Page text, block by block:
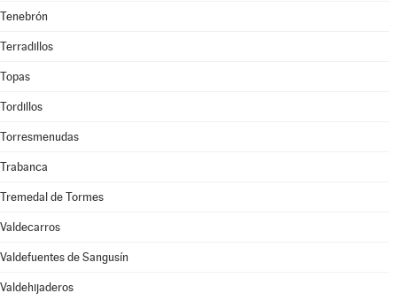
Tenebrón
Terradillos
Topas
Tordillos
Torresmenudas
Trabanca
Tremedal de Tormes
Valdecarros
Valdefuentes de Sangusín
Valdehijaderos